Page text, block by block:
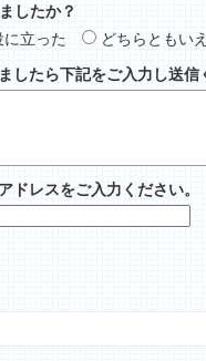
したか？
に立った どちらともい
したら下記をご入力し送信
ドレスをご入力ください。